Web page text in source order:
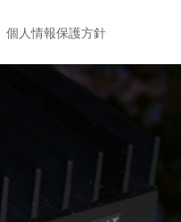
個人情報保護方針